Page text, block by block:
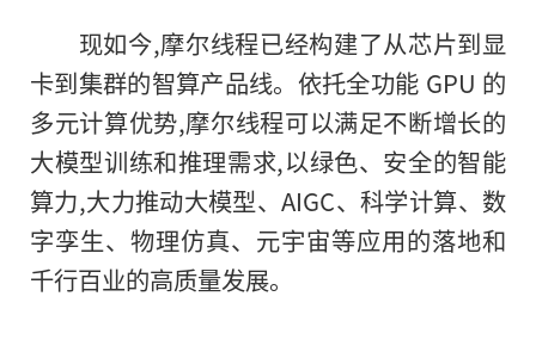
现如今,摩尔线程已经构建了从芯片到显
卡到集群的智算产品线。依托全功能 GPU 的
多元计算优势,摩尔线程可以满足不断增长的
大模型训练和推理需求,以绿色、安全的智能
算力,大力推动大模型、AIGC、科学计算、数
字孪生、物理仿真、元宇宙等应用的落地和
千行百业的高质量发展。